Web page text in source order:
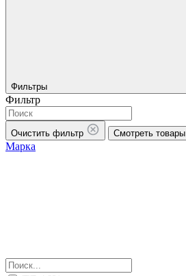
Фильтры
Фильтр
Очистить фильтр Смотреть товары
Марка